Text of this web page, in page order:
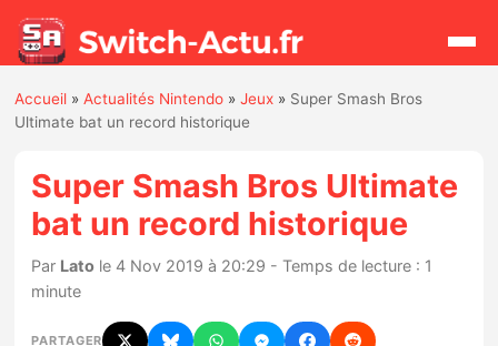
Actualités
Jeux
Hardware
Accueil »Actualités Nintendo »Jeux » Super Smash Bros
Ultimate bat un record historique
Super Smash Bros Ultimate
bat un record historique
Par Lato le 4 Nov 2019 à 20:29 - Temps de lecture : 1
minute
PARTAGER